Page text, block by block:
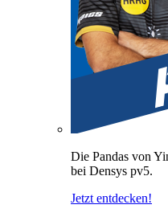
Die Pandas von
bei Densys pv5.
Jetzt entdecken!